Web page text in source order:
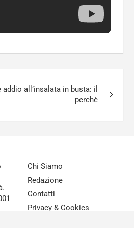
all’insalata in busta: il
perchè
Chi Siamo
Redazione
Contatti
Privacy & Cookies